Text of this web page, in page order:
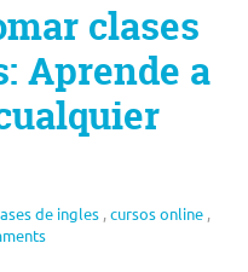
clases
Aprende a
de ingles ,cursos online ,